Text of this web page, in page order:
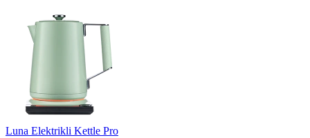
Luna Elektrikli Kettle Pro